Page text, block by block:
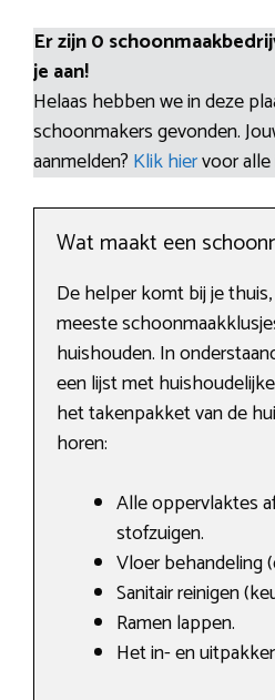
Er zijn 0
je aan!
Helaas hebben we in deze
schoonmakers gevonden.
aanmelden? Klik hiervoor
Wat maakt een
De helper komt bij je
meeste
huishouden. In
een lijst met
het takenpakket van de
horen:
Alle oppervlaktes
stofzuigen.
Vloer behandeling
Sanitair reinigen
Ramen lappen.
Het in- en